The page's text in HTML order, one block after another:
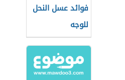
فوائد عسل النحل
للوجه